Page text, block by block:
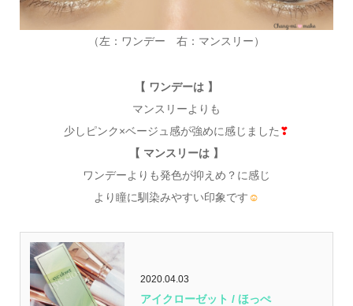
（左：ワンデー 右：マンスリー）
【 ワンデーは 】
マンスリーよりも
少しピンク×ベージュ感が強めに感じました ❣
【 マンスリーは 】
ワンデーよりも発色が抑えめ？に感じ
より瞳に馴染みやすい印象です ☺
2020.04.03
アイクローゼット / ほっぺ